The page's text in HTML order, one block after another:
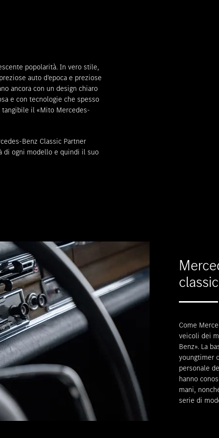
popolarità. In vero stile,
auto d’epoca e preziose
ancora con un design chiaro
e con tecnologie che spesso
il «Mito Mercedes-
Benz Classic Partner
di ogni modello e quindi il suo
Come
veicoli dei
Benz». La
youngtimer
personale
hanno
mani,
serie di